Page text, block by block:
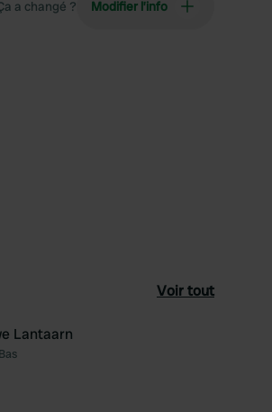
a changé ? Modifier l’info
Voir tout
Lantaarn